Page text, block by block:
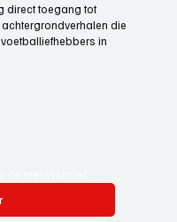
direct toegang tot
die
in